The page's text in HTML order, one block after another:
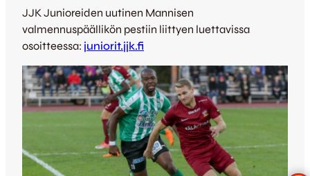
JJK Junioreiden uutinen Mannisen
valmennuspäällikön pestiin liittyen luettavissa
osoitteessa: juniorit.jjk.fi